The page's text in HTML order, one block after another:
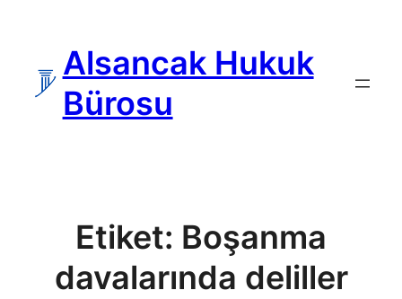
Alsancak Hukuk
Bürosu
Etiket: Boşanma
davalarında deliller